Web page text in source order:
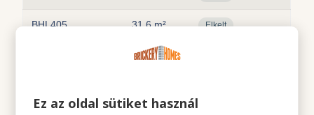
BHL405 31,6 m² Elkelt
33,2 m²
Ez az oldal sütiket használ